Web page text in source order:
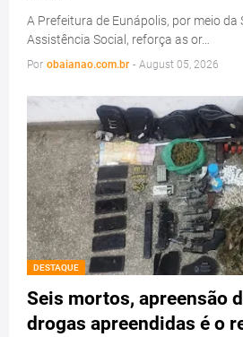
A Prefeitura de Eunápolis, por meio
Assistência Social, reforça as or…
Por obaianao.com.br - August 05, 2026
DESTAQUE
Seis mortos, apreensão
drogas apreendidas é o